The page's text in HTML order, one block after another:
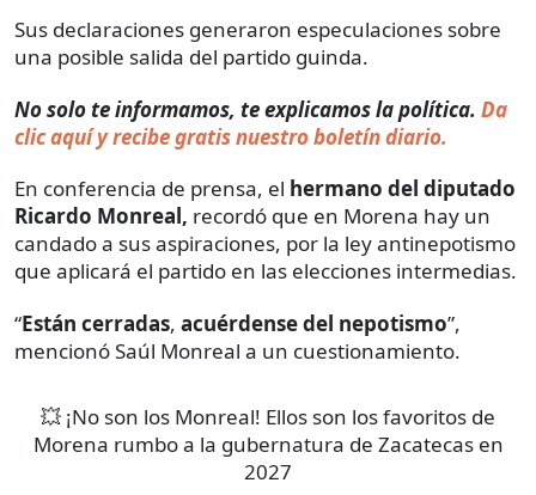
Sus declaraciones generaron especulaciones sobre
una posible salida del partido guinda.
No solo te informamos, te explicamos la política. Da
clic aquí y recibe gratis nuestro boletín diario.
En conferencia de prensa, el hermano del diputado
Ricardo Monreal, recordó que en Morena hay un
candado a sus aspiraciones, por la ley antinepotismo
que aplicará el partido en las elecciones intermedias.
“Están cerradas, acuérdense del nepotismo”,
mencionó Saúl Monreal a un cuestionamiento.
💥 ¡No son los Monreal! Ellos son los favoritos de
Morena rumbo a la gubernatura de Zacatecas en
2027